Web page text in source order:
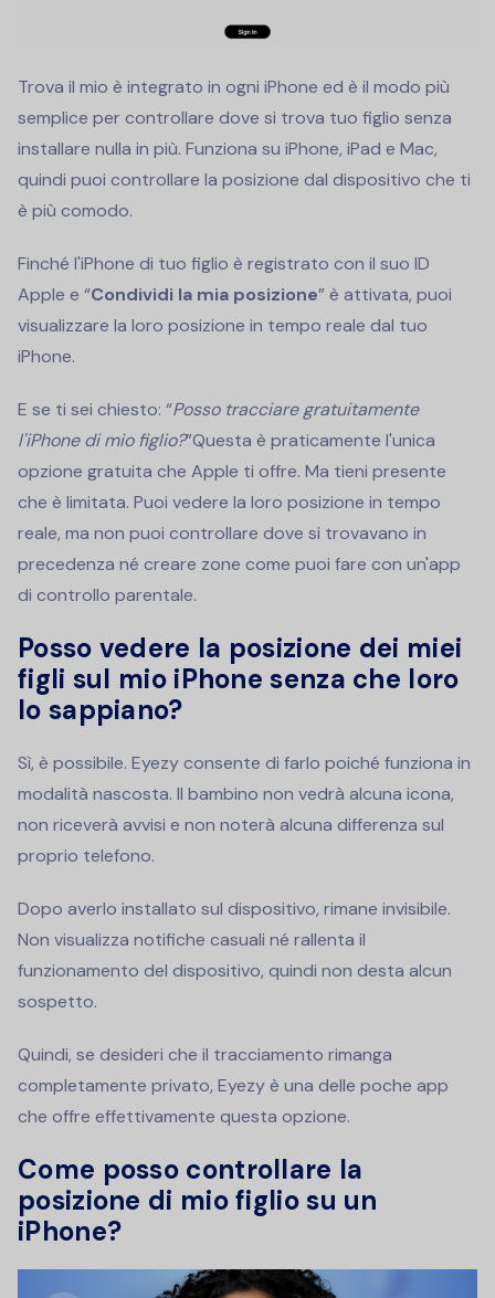
Trova il mio è integrato in ogni iPhone ed è il modo più
semplice per controllare dove si trova tuo figlio senza
installare nulla in più. Funziona su iPhone, iPad e Mac,
quindi puoi controllare la posizione dal dispositivo che ti
è più comodo.
Finché l'iPhone di tuo figlio è registrato con il suo ID
Apple e “Condividi la mia posizione” è attivata, puoi
visualizzare la loro posizione in tempo reale dal tuo
iPhone.
E se ti sei chiesto: “Posso tracciare gratuitamente
l'iPhone di mio figlio?”Questa è praticamente l'unica
opzione gratuita che Apple ti offre. Ma tieni presente
che è limitata. Puoi vedere la loro posizione in tempo
reale, ma non puoi controllare dove si trovavano in
precedenza né creare zone come puoi fare con un'app
di controllo parentale.
Posso vedere la posizione dei miei
figli sul mio iPhone senza che loro
lo sappiano?
Sì, è possibile. Eyezy consente di farlo poiché funziona in
modalità nascosta. Il bambino non vedrà alcuna icona,
non riceverà avvisi e non noterà alcuna differenza sul
proprio telefono.
Dopo averlo installato sul dispositivo, rimane invisibile.
Non visualizza notifiche casuali né rallenta il
funzionamento del dispositivo, quindi non desta alcun
sospetto.
Quindi, se desideri che il tracciamento rimanga
completamente privato, Eyezy è una delle poche app
che offre effettivamente questa opzione.
Come posso controllare la
posizione di mio figlio su un
iPhone?